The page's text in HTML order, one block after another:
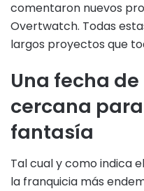
comentaron nuevos
Overtwatch. Todas
largos proyectos que
Una fecha
cercana
fantasía
Tal cual y como indica
la franquicia más